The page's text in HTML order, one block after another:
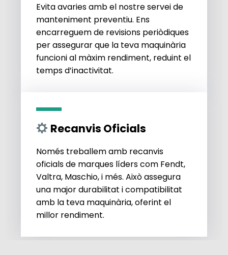
Evita avaries amb el nostre servei de
manteniment preventiu. Ens
encarreguem de revisions periòdiques
per assegurar que la teva maquinària
funcioni al màxim rendiment, reduint el
temps d’inactivitat.
Recanvis Oficials
Només treballem amb recanvis
oficials de marques líders com Fendt,
Valtra, Maschio, i més. Això assegura
una major durabilitat i compatibilitat
amb la teva maquinària, oferint el
millor rendiment.